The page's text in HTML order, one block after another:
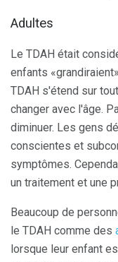
Adultes
Le TDAH était
enfants
TDAH s'étend sur
changer avec l'âge.
diminuer. Les gens
conscientes et
symptômes.
un traitement et une
Beaucoup de
le TDAH comme des
lorsque leur enfant